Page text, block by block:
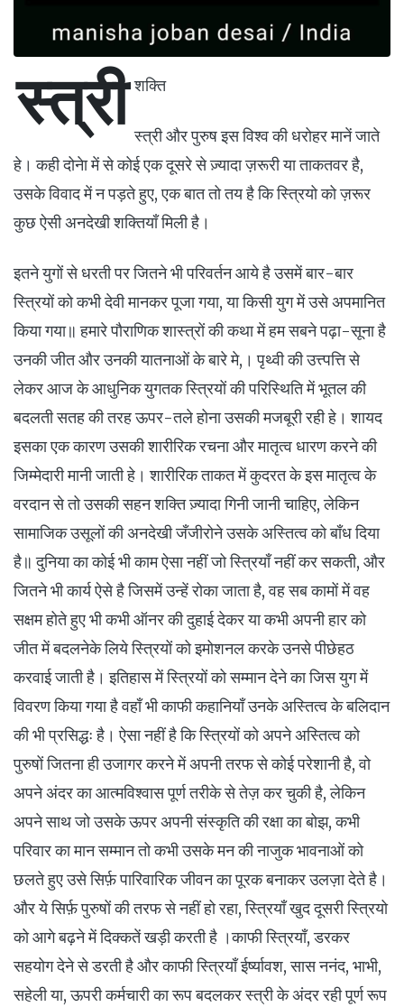
स्त्री शक्ति
स्त्री और पुरुष इस विश्व की धरोहर मानें जाते
हे। कही दोनेा में से कोई एक दूसरे से ज़्यादा ज़रूरी या ताकतवर है,
उसके विवाद में न पड़ते हुए, एक बात तो तय है कि स्त्रियो को ज़रूर
कुछ ऐसी अनदेखी शक्तियाँ मिली है।
इतने युगों से धरती पर जितने भी परिवर्तन आये है उसमें बार-बार
स्त्रियों को कभी देवी मानकर पूजा गया, या किसी युग में उसे अपमानित
किया गया॥ हमारे पौराणिक शास्त्रों की कथा में हम सबने पढ़ा-सूना है
उनकी जीत और उनकी यातनाओं के बारे मे,। पृथ्वी की उत्त्पत्ति से
लेकर आज के आधुनिक युगतक स्त्रियों की परिस्थिति में भूतल की
बदलती सतह की तरह ऊपर-तले होना उसकी मजबूरी रही हे। शायद
इसका एक कारण उसकी शारीरिक रचना और मातृत्व धारण करने की
जिम्मेदारी मानी जाती हे। शारीरिक ताकत में कुदरत के इस मातृत्व के
वरदान से तो उसकी सहन शक्ति ज़्यादा गिनी जानी चाहिए, लेकिन
सामाजिक उसूलों की अनदेखी जँजीरोने उसके अस्तित्व को बाँध दिया
है॥ दुनिया का कोई भी काम ऐसा नहीं जो स्त्रियाँ नहीं कर सकती, और
जितने भी कार्य ऐसे है जिसमें उन्हें रोका जाता है, वह सब कामों में वह
सक्षम होते हुए भी कभी ऑनर की दुहाई देकर या कभी अपनी हार को
जीत में बदलनेके लिये स्त्रियों को इमोशनल करके उनसे पीछेहठ
करवाई जाती है। इतिहास में स्त्रियों को सम्मान देने का जिस युग में
विवरण किया गया है वहाँ भी काफी कहानियाँ उनके अस्तित्व के बलिदान
की भी प्रसिद्धः है। ऐसा नहीं है कि स्त्रियों को अपने अस्तित्व को
पुरुषों जितना ही उजागर करने में अपनी तरफ से कोई परेशानी है, वो
अपने अंदर का आत्मविश्वास पूर्ण तरीके से तेज़ कर चुकी है, लेकिन
अपने साथ जो उसके ऊपर अपनी संस्कृति की रक्षा का बोझ, कभी
परिवार का मान सम्मान तो कभी उसके मन की नाजुक भावनाओं को
छलते हुए उसे सिर्फ़ पारिवारिक जीवन का पूरक बनाकर उलज़ा देते है।
और ये सिर्फ़ पुरुषों की तरफ से नहीं हो रहा, स्त्रियाँ खुद दूसरी स्त्रियो
को आगे बढ़ने में दिक्कतें खड़ी करती है ।काफी स्त्रियाँ, डरकर
सहयोग देने से डरती है और काफी स्त्रियाँ ईर्ष्यावश, सास ननंद, भाभी,
सहेली या, ऊपरी कर्मचारी का रूप बदलकर स्त्री के अंदर रही पूर्ण रूप